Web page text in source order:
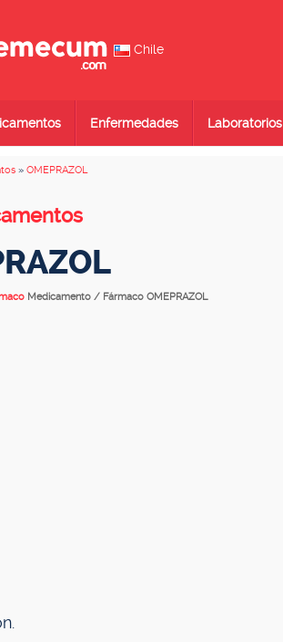
Chile
Enfermedades Laboratorios
» OMEPRAZOL
Medicamento / Fármaco OMEPRAZOL